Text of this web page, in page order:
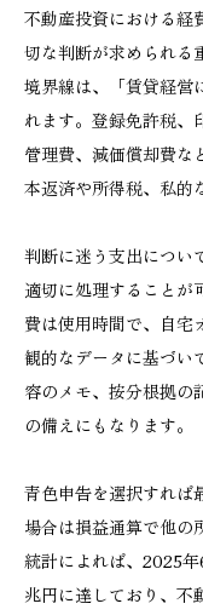
不動産投資における経
切な判断が求められる
境界線は、「賃貸経営
れます。登録免許税、
管理費、減価償却費な
本返済や所得税、私的
判断に迷う支出につい
適切に処理することが
費は使用時間で、自宅
観的なデータに基づい
容のメモ、按分根拠の
の備えにもなります。
青色申告を選択すれば
場合は損益通算で他の
統計によれば、2025
兆円に達しており、不